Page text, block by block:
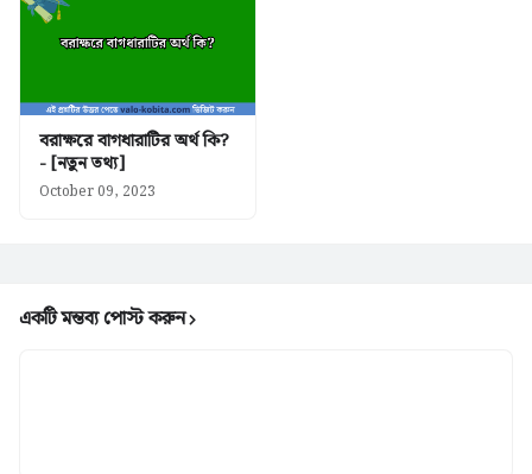
বরাক্ষরে বাগধারাটির অর্থ কি?
- [নতুন তথ্য]
October 09, 2023
একটি মন্তব্য পোস্ট করুন